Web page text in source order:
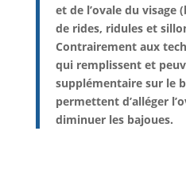
et de l’ovale du visage
de rides, ridules et
Contrairement aux
qui remplissent et
supplémentaire sur le
permettent d’alléger
diminuer les bajoues.